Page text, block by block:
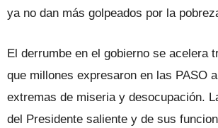
ya no dan más golpeados por la
El derrumbe en el gobierno se acelera
que millones expresaron en las PASO
extremas de miseria y desocupación.
del Presidente saliente y de sus